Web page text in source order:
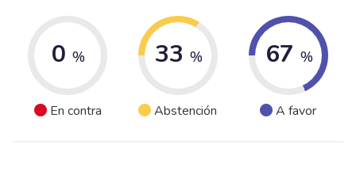
0 %
En contra
33 %
Abstención
67 %
A favor